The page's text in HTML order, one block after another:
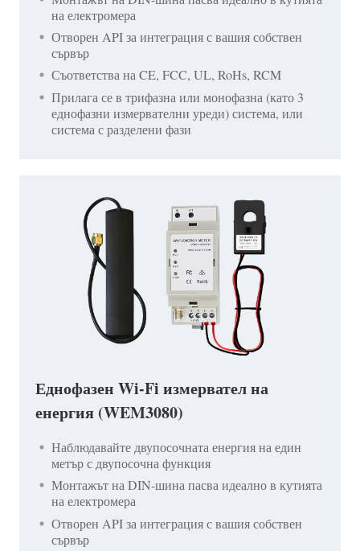
на електромера
Отворен API за интеграция с вашия собствен
сървър
Съответства на CE, FCC, UL, RoHs, RCM
Прилага се в трифазна или монофазна (като 3
еднофазни измервателни уреди) система, или
система с разделени фази
Еднофазен Wi-Fi измервател на
енергия (WEM3080)
Наблюдавайте двупосочната енергия на един
метър с двупосочна функция
Монтажът на DIN-шина пасва идеално в кутията
на електромера
Отворен API за интеграция с вашия собствен
сървър